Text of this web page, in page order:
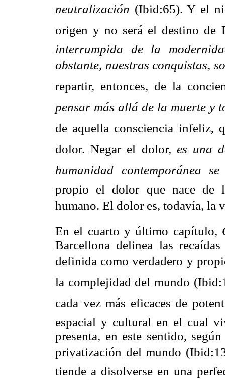
neutralización  (Ibid:65). Y el
origen y no será el destino de
interrumpida de la
obstante, nuestras conquistas,
repartir, entonces, de la
pensar más allá de la muerte y
de aquella consciencia
dolor. Negar el dolor,  es una
humanidad contemporánea
propio el dolor que nace de
humano. El dolor es, todavía, la
En el cuarto y último capítulo,
Barcellona delinea las
definida como verdadero y
la complejidad del mundo
cada vez más eficaces de
espacial y cultural en el cual
presenta, en este sentido,
privatización del mundo
tiende a disolverse en una